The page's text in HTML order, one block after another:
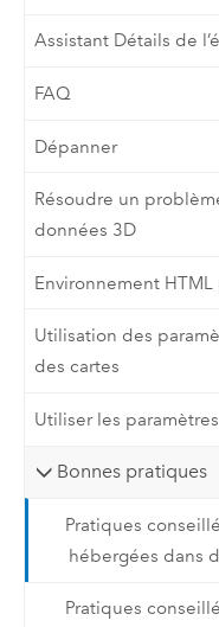
Assistant Détails de
FAQ
Dépanner
Résoudre un
données 3D
Environnement
Utilisation des
des cartes
Utiliser les
Bonnes pratiques
Pratiques
hébergées dans
Pratiques